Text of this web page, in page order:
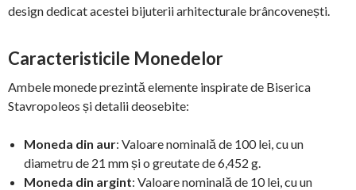
design dedicat acestei bijuterii arhitecturale brâncovenești.
Caracteristicile Monedelor
Ambele monede prezintă elemente inspirate de Biserica
Stavropoleos și detalii deosebite:
Moneda din aur: Valoare nominală de 100 lei, cu un
diametru de 21 mm și o greutate de 6,452 g.
Moneda din argint: Valoare nominală de 10 lei, cu un